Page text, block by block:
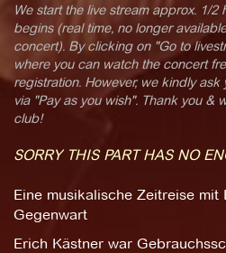
We start the live stream approx. 1/
begins (real time, no longer
concert). By clicking on "Go to
where you can watch the concert
registration. However, we kindly
via "Pay as you wish". Thank you &
club!
SORRY THIS PART HAS NO
Eine musikalische Zeitreise
Gegenwart
Erich Kästner war